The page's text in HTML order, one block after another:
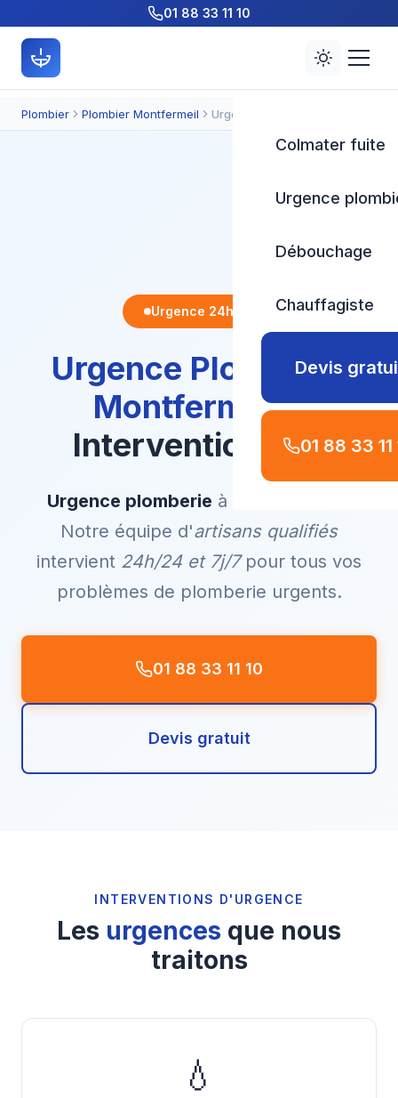
01 88 33 11 10
Colmater fuite
Urgence
Débouchage
Chauffagiste
Devis
01 88 33 11
Plombier Plombier Montfermeil Urgence plomberie
Urgence 24h/24
Urgence Plomberie
Montfermeil–
Intervention 7j/7
Urgence plomberie à
Notre équipe d'artisans qualifiés
intervient 24h/24 et 7j/7pour tous vos
problèmes de plomberie urgents.
01 88 33 11 10
Devis gratuit
INTERVENTIONS D'URGENCE
Les urgences que nous
traitons
💧